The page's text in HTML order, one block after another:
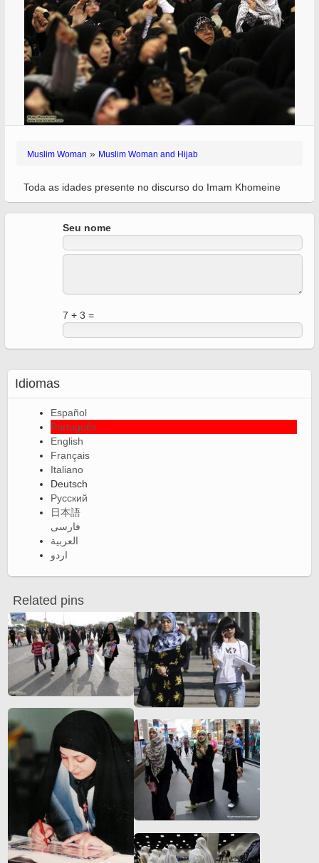
Muslim Woman » Muslim Woman and Hijab
Toda as idades presente no discurso do Imam Khomeine
Seu nome
7 + 3 =
Idiomas
Español
Português
English
Français
Italiano
Deutsch
Русский
日本語
فارسی
العربية
اردو
Related pins